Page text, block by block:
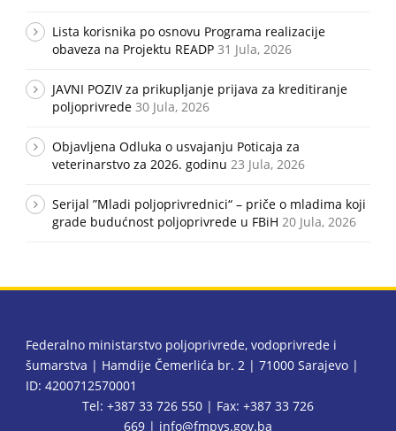
Lista korisnika po osnovu Programa realizacije
obaveza na Projektu READP 31 Jula, 2026
JAVNI POZIV za prikupljanje prijava za kreditiranje
poljoprivrede 30 Jula, 2026
Objavljena Odluka o usvajanju Poticaja za
veterinarstvo za 2026. godinu 23 Jula, 2026
Serijal ”Mladi poljoprivrednici“ – priče o mladima koji
grade budućnost poljoprivrede u FBiH 20 Jula, 2026
Federalno ministarstvo poljoprivrede, vodoprivrede i
šumarstva | Hamdije Čemerlića br. 2 | 71000 Sarajevo |
ID: 4200712570001
Tel: +387 33 726 550 | Fax: +387 33 726
669 | info@fmpvs.gov.ba